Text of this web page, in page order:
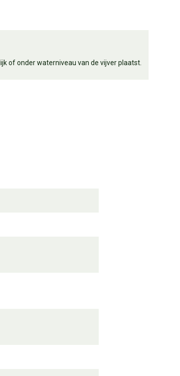
of onder waterniveau van de vijver plaatst.